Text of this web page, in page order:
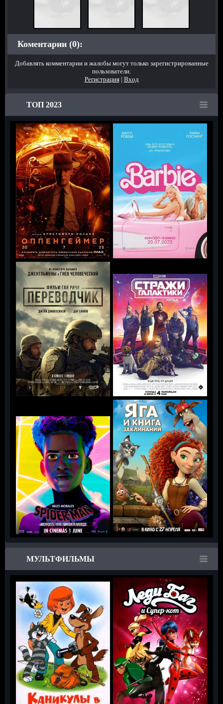
Коментарии (0):
Добавлять комментарии и жалобы могут только зарегистрированные
пользователи.
Регистрация| Вход
ТОП 2023
МУЛЬТФИЛЬМЫ